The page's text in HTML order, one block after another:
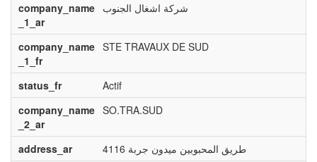
company_name
_1_ar
شركة اشغال الجنوب
company_name
_1_fr
STE TRAVAUX DE SUD
status_fr
Actif
company_name
_2_ar
SO.TRA.SUD
address_ar
طريق المحبوبين ميدون جربة 4116